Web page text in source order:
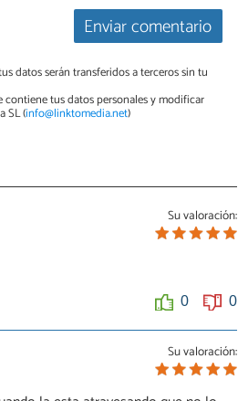
Enviar comentario
datos serán transferidos a terceros sin tu
contiene tus datos personales y modificar
SL (info@linktomedia.net)
Su valoración:
0 0
Su valoración: